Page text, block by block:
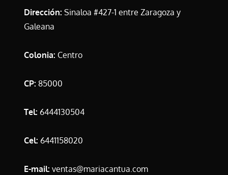
Dirección: Sinaloa #427-1 entre Zaragoza y
Galeana
Colonia: Centro
CP: 85000
Tel: 6444130504
Cel: 6441158020
E-mail: ventas@mariacantua.com